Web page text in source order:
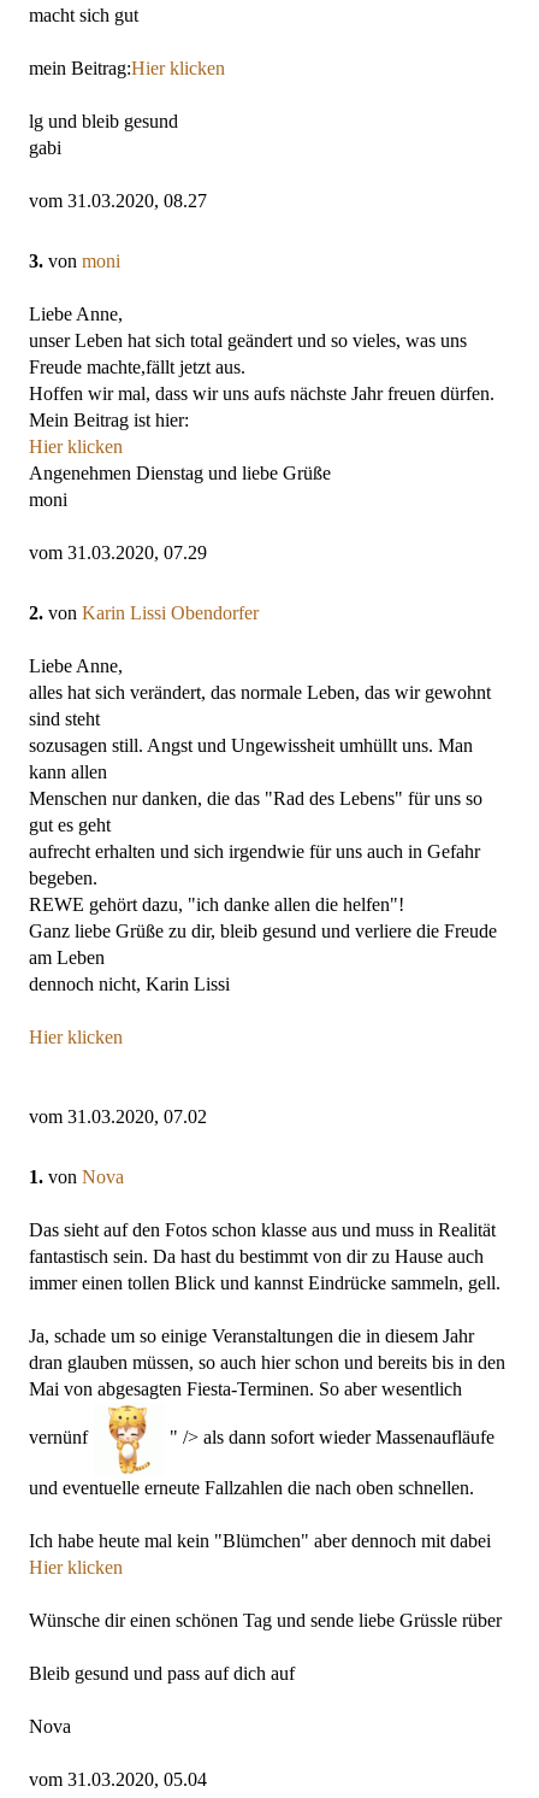
macht sich gut
mein Beitrag:Hier klicken
lg und bleib gesund
gabi
vom 31.03.2020, 08.27
3. von moni
Liebe Anne,
unser Leben hat sich total geändert und so vieles, was uns
Freude machte,fällt jetzt aus.
Hoffen wir mal, dass wir uns aufs nächste Jahr freuen dürfen.
Mein Beitrag ist hier:
Hier klicken
Angenehmen Dienstag und liebe Grüße
moni
vom 31.03.2020, 07.29
2. von Karin Lissi Obendorfer
Liebe Anne,
alles hat sich verändert, das normale Leben, das wir gewohnt
sind steht
sozusagen still. Angst und Ungewissheit umhüllt uns. Man
kann allen
Menschen nur danken, die das "Rad des Lebens" für uns so
gut es geht
aufrecht erhalten und sich irgendwie für uns auch in Gefahr
begeben.
REWE gehört dazu, "ich danke allen die helfen"!
Ganz liebe Grüße zu dir, bleib gesund und verliere die Freude
am Leben
dennoch nicht, Karin Lissi
Hier klicken
vom 31.03.2020, 07.02
1. von Nova
Das sieht auf den Fotos schon klasse aus und muss in Realität
fantastisch sein. Da hast du bestimmt von dir zu Hause auch
immer einen tollen Blick und kannst Eindrücke sammeln, gell.
Ja, schade um so einige Veranstaltungen die in diesem Jahr
dran glauben müssen, so auch hier schon und bereits bis in den
Mai von abgesagten Fiesta-Terminen. So aber wesentlich
vernünf " /> als dann sofort wieder Massenaufläufe
und eventuelle erneute Fallzahlen die nach oben schnellen.
Ich habe heute mal kein "Blümchen" aber dennoch mit dabei
Hier klicken
Wünsche dir einen schönen Tag und sende liebe Grüssle rüber
Bleib gesund und pass auf dich auf
Nova
vom 31.03.2020, 05.04